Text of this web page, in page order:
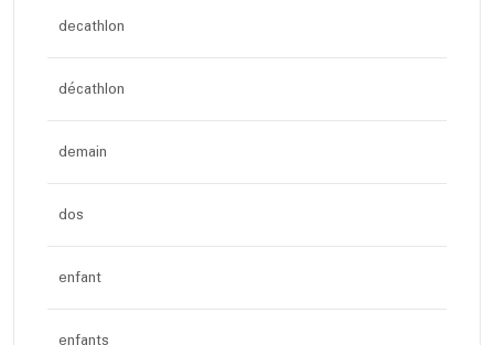
decathlon
décathlon
demain
dos
enfant